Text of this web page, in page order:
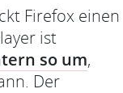
Firefox einen
ist
so um,
Der